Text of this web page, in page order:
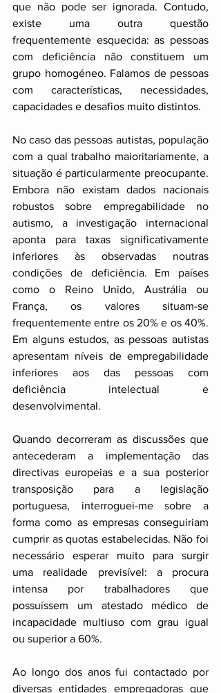
que não pode ser ignorada. Contudo,
existe uma outra questão
frequentemente esquecida: as pessoas
com deficiência não constituem um
grupo homogéneo. Falamos de pessoas
com características, necessidades,
capacidades e desafios muito distintos.
No caso das pessoas autistas, população
com a qual trabalho maioritariamente, a
situação é particularmente preocupante.
Embora não existam dados nacionais
robustos sobre empregabilidade no
autismo, a investigação internacional
aponta para taxas significativamente
inferiores às observadas noutras
condições de deficiência. Em países
como o Reino Unido, Austrália ou
França, os valores situam-se
frequentemente entre os 20% e os 40%.
Em alguns estudos, as pessoas autistas
apresentam níveis de empregabilidade
inferiores aos das pessoas com
deficiência intelectual e
desenvolvimental.
Quando decorreram as discussões que
antecederam a implementação das
directivas europeias e a sua posterior
transposição para a legislação
portuguesa, interroguei-me sobre a
forma como as empresas conseguiriam
cumprir as quotas estabelecidas. Não foi
necessário esperar muito para surgir
uma realidade previsível: a procura
intensa por trabalhadores que
possuíssem um atestado médico de
incapacidade multiuso com grau igual
ou superior a 60%.
Ao longo dos anos fui contactado por
diversas entidades empregadoras que